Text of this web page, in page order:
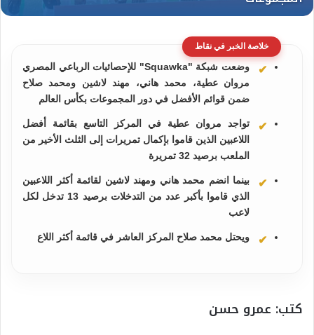
خلاصة الخبر في نقاط
وضعت شبكة "Squawka" للإحصائيات الرباعي المصري
مروان عطية، محمد هاني، مهند لاشين ومحمد صلاح
ضمن قوائم الأفضل في دور المجموعات بكأس العالم
تواجد مروان عطية في المركز التاسع بقائمة أفضل
اللاعبين الذين قاموا بإكمال تمريرات إلى الثلث الأخير من
الملعب برصيد 32 تمريرة
بينما انضم محمد هاني ومهند لاشين لقائمة أكثر اللاعبين
الذي قاموا بأكبر عدد من التدخلات برصيد 13 تدخل لكل
لاعب
ويحتل محمد صلاح المركز العاشر في قائمة أكثر اللاع
كتب: عمرو حسن